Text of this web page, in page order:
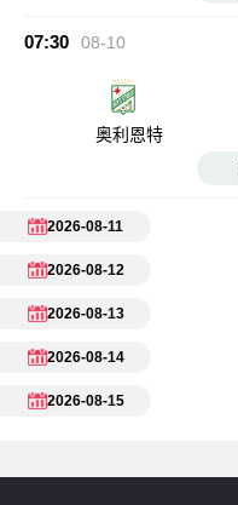
07:30 08-10
奥利恩特
2026-08-11
2026-08-12
2026-08-13
2026-08-14
2026-08-15